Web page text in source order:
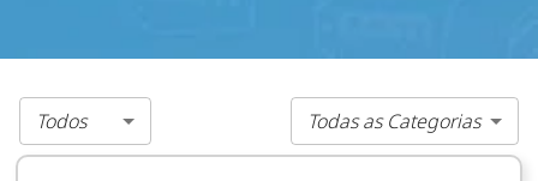
Todos Todas as Categorias